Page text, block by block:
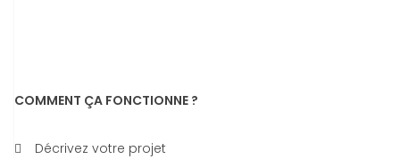
COMMENT ÇA FONCTIONNE ?
Décrivez votre projet